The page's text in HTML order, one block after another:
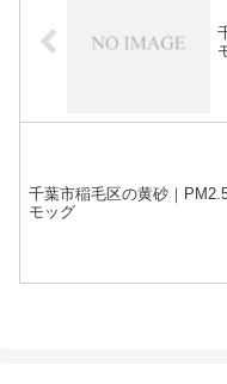
千葉市稲毛区の黄砂｜
モッグ